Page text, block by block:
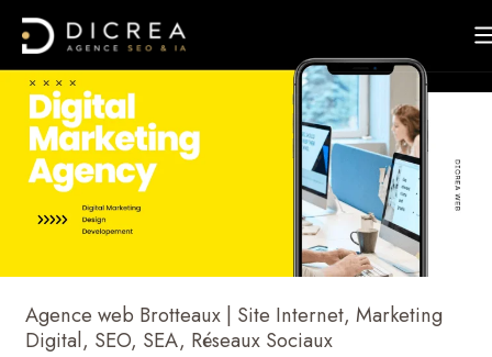
Aller
contenu
Agence web Brotteaux | Site Internet, Marketing
Digital, SEO, SEA, Réseaux Sociaux
Agence
web
Brotteaux
|
Site
Internet,
Marketing
Digital,
SEO,
Réseaux
Sociaux